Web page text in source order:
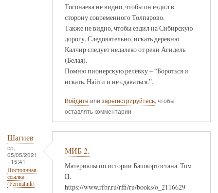
Тогонаева не видно, чтобы он ездил в
сторону современного Толпарово.
Также не видно, чтобы ездил на Сибирскую
дорогу. Следовательно, искать деревню
Калчир следует недалеко от реки Агидель
(Белая).
Помню пионерскую речёвку – “Бороться и
искать. Найти и не сдаваться.”.
Войдите или зарегистрируйтесь, чтобы
оставлять комментарии
Шагиев
ср,
05/05/2021
- 15:41
Постоянная
ссылка
(Permalink)
МИБ 2.
Материалы по истории Башкортостана. Том
II.
https://www.rfbr.ru/rffi/ru/books/o_2116629